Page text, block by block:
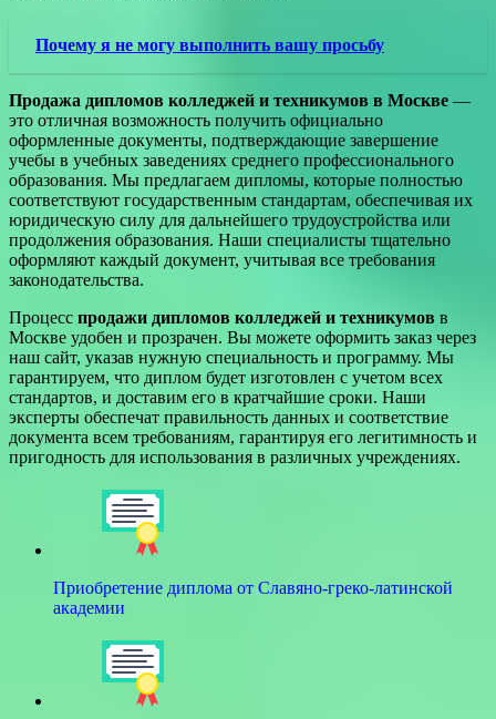
Почему я не могу выполнить вашу просьбу
Продажа дипломов колледжей и техникумов в Москве —
это отличная возможность получить официально
оформленные документы, подтверждающие завершение
учебы в учебных заведениях среднего профессионального
образования. Мы предлагаем дипломы, которые полностью
соответствуют государственным стандартам, обеспечивая их
юридическую силу для дальнейшего трудоустройства или
продолжения образования. Наши специалисты тщательно
оформляют каждый документ, учитывая все требования
законодательства.
Процесс продажи дипломов колледжей и техникумов в
Москве удобен и прозрачен. Вы можете оформить заказ через
наш сайт, указав нужную специальность и программу. Мы
гарантируем, что диплом будет изготовлен с учетом всех
стандартов, и доставим его в кратчайшие сроки. Наши
эксперты обеспечат правильность данных и соответствие
документа всем требованиям, гарантируя его легитимность и
пригодность для использования в различных учреждениях.
Приобретение диплома от Славяно-греко-латинской
академии